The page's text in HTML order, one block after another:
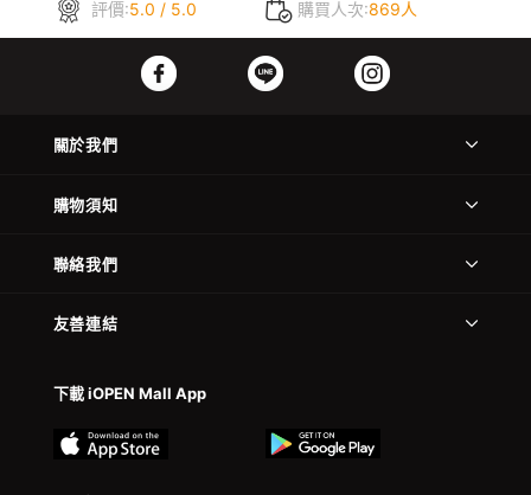
評價:5.0 / 5.0 購買人次:869人
關於我們
購物須知
聯絡我們
友善連結
下載 iOPEN Mall App